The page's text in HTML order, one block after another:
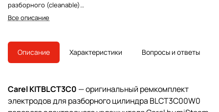
разборного (cleanable)
цилиндра BLCT3C00W0
парового электродного
Подходит для моделей
UE010*L***, UE015*L***,
производительность пара 10-15
μS/cm». Восстанавливает
заводскую производительность
цилиндра без замены всего
Все описание
Описание Характеристики Вопросы и ответы
Carel KITBLCT3C0 — оригинальный ремкомплект
электродов для разборного цилиндра BLCT3C00W0